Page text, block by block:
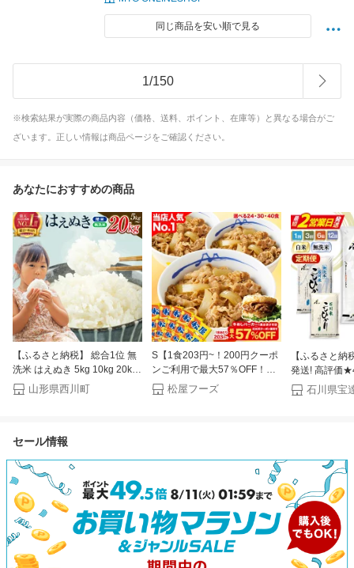
同じ商品を安い順で見る
1/150
※検索結果が実際の商品内容（価格、送料、ポイント、在庫等）と異なる場合がご
ざいます。正しい情報は商品ページをご確認ください。
あなたにおすすめの商品
【ふるさと納税】 総合1位 無
洗米 はえぬき 5kg 10kg 20kg
定期便も選べる レビュー高評
価 山形県産 令和7年産 選べる
ンキング1位 精米 お米 米 おこ
産 ブランド米 弁当 FYN1-
131var
山形県西川町
S【1食203円~！200円クーポ
ンご利用で最大57％OFF！今
だけ牛めしバーガー1食おま
け！（8/1~8/16 迄）】大容量
品 送料無料 おかず 惣菜 非常
松屋フーズ
【ふるさと納
発送! 高評価
登米 石川米
無洗米 300g
10kg 5キロ
◎
石川県宝
セール情報